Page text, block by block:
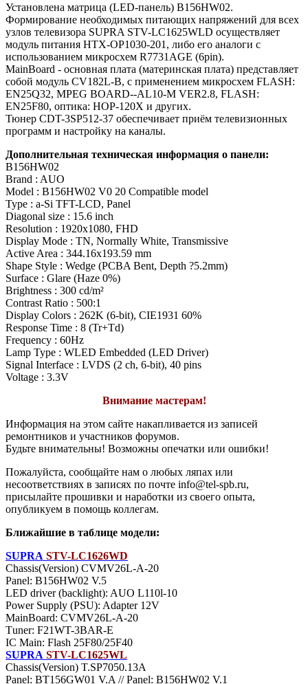
Установлена матрица (LED-панель) B156HW02.
Формирование необходимых питающих напряжений для всех
узлов телевизора SUPRA STV-LC1625WLD осуществляет
модуль питания HTX-OP1030-201, либо его аналоги c
использованием микросхем R7731AGE (6pin).
MainBoard - основная плата (материнская плата) представляет
собой модуль CV182L-B, с применением микросхем FLASH:
EN25Q32, MPEG BOARD--AL10-M VER2.8, FLASH:
EN25F80, оптика: HOP-120X и других.
Тюнер CDT-3SP512-37 обеспечивает приём телевизионных
программ и настройку на каналы.
Дополнительная техническая информация о панели:
B156HW02
Brand : AUO
Model : B156HW02 V0 20 Compatible model
Type : a-Si TFT-LCD, Panel
Diagonal size : 15.6 inch
Resolution : 1920x1080, FHD
Display Mode : TN, Normally White, Transmissive
Active Area : 344.16x193.59 mm
Shape Style : Wedge (PCBA Bent, Depth ?5.2mm)
Surface : Glare (Haze 0%)
Brightness : 300 cd/m²
Contrast Ratio : 500:1
Display Colors : 262K (6-bit), CIE1931 60%
Response Time : 8 (Tr+Td)
Frequency : 60Hz
Lamp Type : WLED Embedded (LED Driver)
Signal Interface : LVDS (2 ch, 6-bit), 40 pins
Voltage : 3.3V
Внимание мастерам!
Информация на этом сайте накапливается из записей
ремонтников и участников форумов.
Будьте внимательны! Возможны опечатки или ошибки!
Пожалуйста, сообщайте нам о любых ляпах или
несоответствиях в записях по почте info@tel-spb.ru,
присылайте прошивки и наработки из своего опыта,
опубликуем в помощь коллегам.
Ближайшие в таблице модели:
SUPRA STV-LC1626WD
Chassis(Version) CVMV26L-A-20
Panel: B156HW02 V.5
LED driver (backlight): AUO L110l-10
Power Supply (PSU): Adapter 12V
MainBoard: CVMV26L-A-20
Тuner: F21WT-3BAR-E
IC Main: Flash 25F80/25F40
SUPRA STV-LC1625WL
Chassis(Version) T.SP7050.13A
Panel: BT156GW01 V.A // Panel: B156HW02 V.1